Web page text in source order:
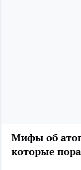
Мифы об
которые